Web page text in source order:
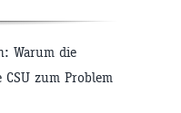
Warum die
zum Problem